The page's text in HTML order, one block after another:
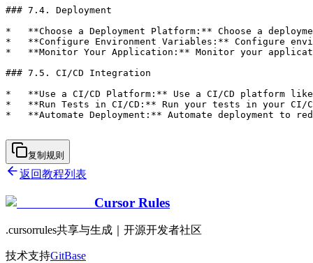
复制规则
返回教程列表
Cursor Rules
.cursorrules共享与生成｜开源开发者社区
技术支持GitBase